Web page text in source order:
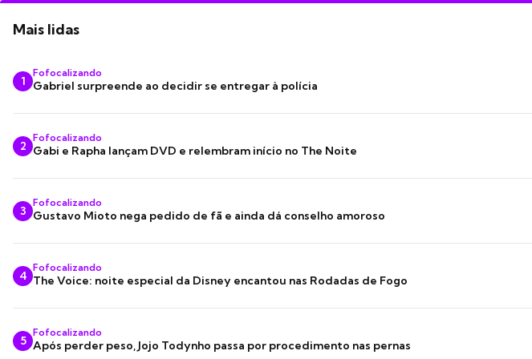
Mais lidas
1
Fofocalizando
Gabriel surpreende ao decidir se entregar à polícia
2
Fofocalizando
Gabi e Rapha lançam DVD e relembram início no The Noite
3
Fofocalizando
Gustavo Mioto nega pedido de fã e ainda dá conselho amoroso
4
Fofocalizando
The Voice: noite especial da Disney encantou nas Rodadas de Fogo
5
Fofocalizando
Após perder peso, Jojo Todynho passa por procedimento nas pernas